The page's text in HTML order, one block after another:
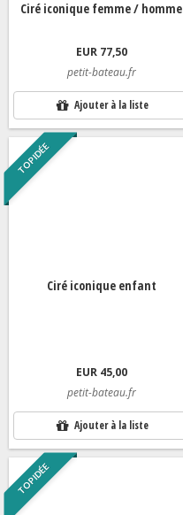
Ciré iconique femme / homme
EUR 77,50
petit-bateau.fr
Ajouter à la liste
TOP IDÉE
Ciré iconique enfant
EUR 45,00
petit-bateau.fr
Ajouter à la liste
TOP IDÉE